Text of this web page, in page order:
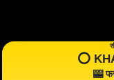
⭕️
🎰